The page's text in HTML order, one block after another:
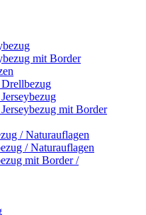
mit Border
Drellbezug
mit Border
/ Naturauflagen
/ Naturauflagen
mit Border /